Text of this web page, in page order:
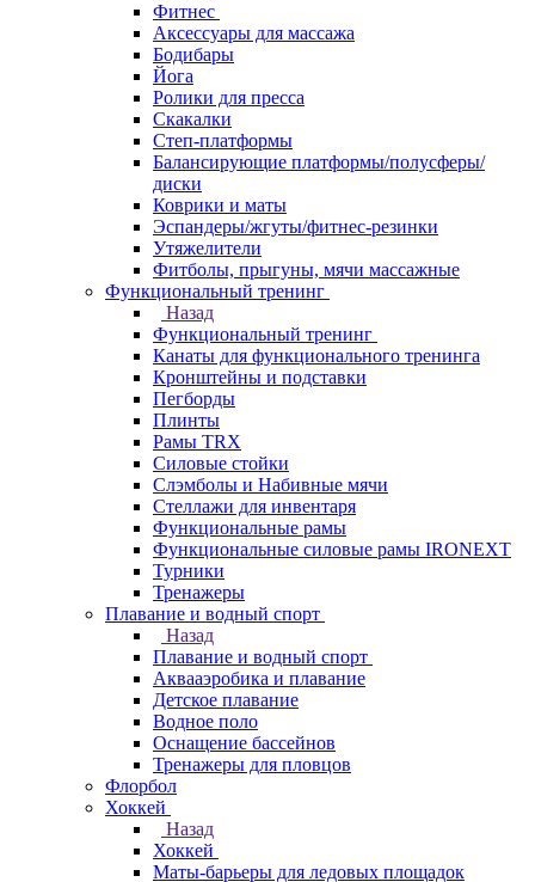
Фитнес
Аксессуары для массажа
Бодибары
Йога
Ролики для пресса
Скакалки
Степ-платформы
Балансирующие платформы/полусферы/
диски
Коврики и маты
Эспандеры/жгуты/фитнес-резинки
Утяжелители
Фитболы, прыгуны, мячи массажные
Функциональный тренинг
Назад
Функциональный тренинг
Канаты для функционального тренинга
Кронштейны и подставки
Пегборды
Плинты
Рамы TRX
Силовые стойки
Слэмболы и Набивные мячи
Стеллажи для инвентаря
Функциональные рамы
Функциональные силовые рамы IRONEXT
Турники
Тренажеры
Плавание и водный спорт
Назад
Плавание и водный спорт
Аквааэробика и плавание
Детское плавание
Водное поло
Оснащение бассейнов
Тренажеры для пловцов
Флорбол
Хоккей
Назад
Хоккей
Маты-барьеры для ледовых площадок